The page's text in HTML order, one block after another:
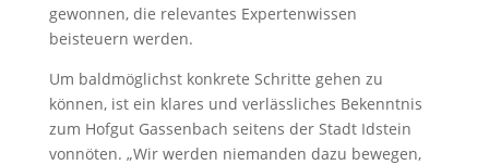
gewonnen, die relevantes Expertenwissen
beisteuern werden.
Um baldmöglichst konkrete Schritte gehen zu
können, ist ein klares und verlässliches Bekenntnis
zum Hofgut Gassenbach seitens der Stadt Idstein
vonnöten. „Wir werden niemanden dazu bewegen,